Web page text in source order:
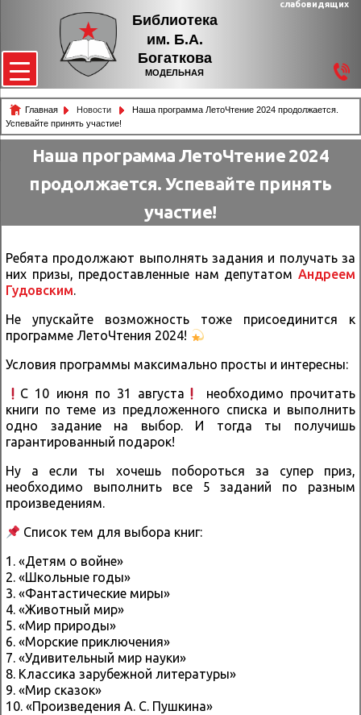
Библиотека
им. Б.А.
Богаткова
МОДЕЛЬНАЯ
слабовидящих
Главная Новости
Наша программа ЛетоЧтение 2024 продолжается.
Успевайте принять участие!
Наша программа ЛетоЧтение 2024
продолжается. Успевайте принять
участие!
Ребята продолжают выполнять задания и получать за
них призы, предоставленные нам депутатом Андреем
Гудовским.
Не упускайте возможность тоже присоединится к
программе ЛетоЧтения 2024!
Условия программы максимально просты и интересны:
С 10 июня по 31 августа
необходимо прочитать
книги по теме из предложенного списка и выполнить
одно задание на выбор. И тогда ты получишь
гарантированный подарок!
Ну а если ты хочешь побороться за супер приз,
необходимо выполнить все 5 заданий по разным
произведениям.
Список тем для выбора книг:
1. «Детям о войне»
2. «Школьные годы»
3. «Фантастические миры»
4. «Животный мир»
5. «Мир природы»
6. «Морские приключения»
7. «Удивительный мир науки»
8. Классика зарубежной литературы»
9. «Мир сказок»
10. «Произведения А. С. Пушкина»